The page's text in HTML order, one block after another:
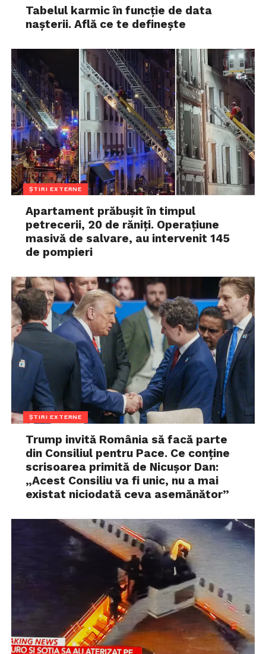
Tabelul karmic în funcție de data
nașterii. Află ce te definește
ȘTIRI EXTERNE
Apartament prăbușit în timpul
petrecerii, 20 de răniți. Operațiune
masivă de salvare, au intervenit 145
de pompieri
ȘTIRI EXTERNE
Trump invită România să facă parte
din Consiliul pentru Pace. Ce conține
scrisoarea primită de Nicușor Dan:
„Acest Consiliu va fi unic, nu a mai
existat niciodată ceva asemănător”